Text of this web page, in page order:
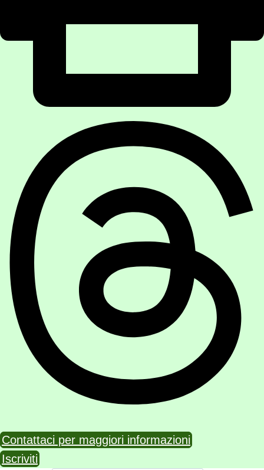
Contattaci per maggiori informazioni
Iscriviti